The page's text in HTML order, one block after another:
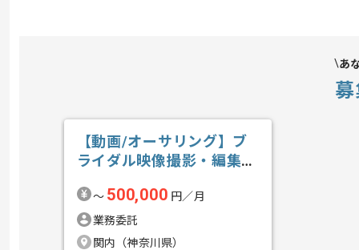
あ
【動画/オーサリング】ブ
ライダル映像撮影・編集の
〜 500,000 円／月
業務委託
関内（神奈川県）